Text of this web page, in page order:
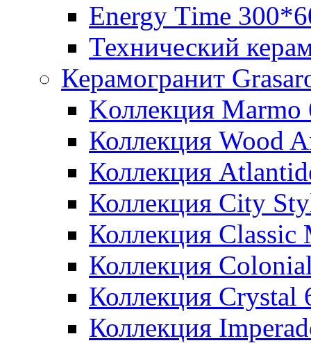
Еnergy Тime
Технический
Керамогранит
Kоллекция
Коллекция Wood
Коллекция
Коллекция City
Коллекция
Коллекция
Коллекция Crystal
Коллекция